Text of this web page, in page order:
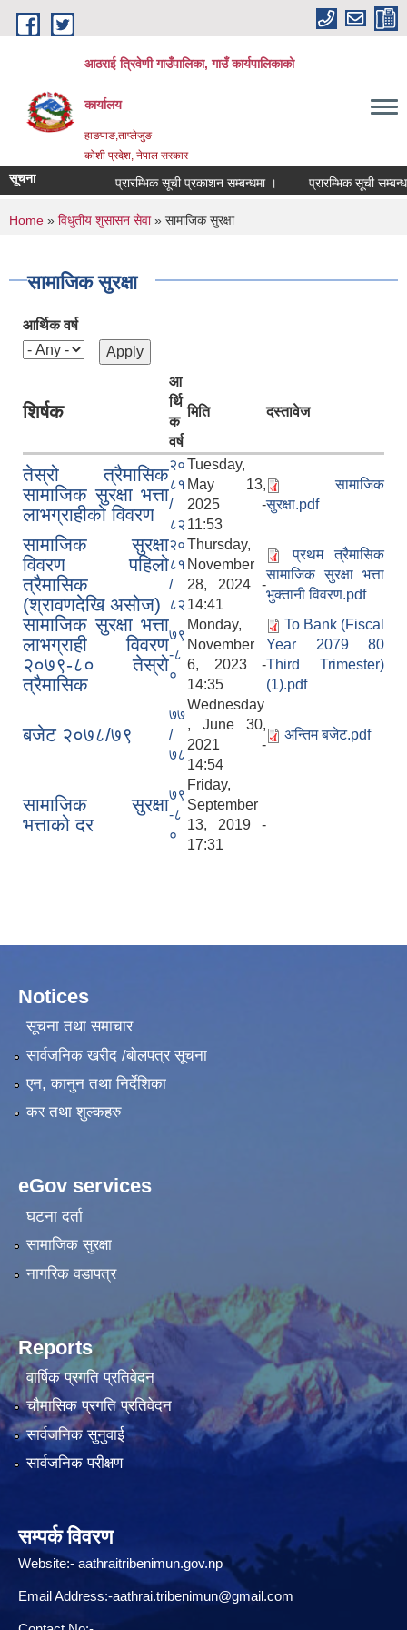
Skip to main content
आठराई त्रिवेणी गाउँपालिका, गाउँ कार्यपालिकाको
कार्यालय
हाङपाङ,ताप्लेजुङ
कोशी प्रदेश, नेपाल सरकार
सूचना प्रारम्भिक सूची प्रकाशन सम्बन्धमा । प्रारम्भिक सूची
You are here
Home » विधुतीय शुसासन सेवा» सामाजिक सुरक्षा
सामाजिक सुरक्षा
आर्थिक वर्ष
शिर्षक
आ
र्थि
क
वर्ष
मिति दस्तावेज
तेस्रो त्रैमासिक
सामाजिक सुरक्षा भत्ता
लाभग्राहीको विवरण
२०
८१
/
८२
Tuesday,
May 13,
2025 -
11:53
सामाजिक
सुरक्षा.pdf
सामाजिक सुरक्षा
विवरण पहिलो
त्रैमासिक
(श्रावणदेखि असोज)
२०
८१
/
८२
Thursday,
November
28, 2024 -
14:41
प्रथम त्रैमासिक
सामाजिक सुरक्षा भत्ता
भुक्तानी विवरण.pdf
सामाजिक सुरक्षा भत्ता
लाभग्राही विवरण
२०७९-८० तेस्रो
त्रैमासिक
७९
-८
०
Monday,
November
6, 2023 -
14:35
To Bank (Fiscal
Year 2079 80
Third Trimester)
(1).pdf
बजेट २०७८/७९
७७
/
७८
Wednesday
, June 30,
2021 -
14:54
अन्तिम बजेट.pdf
सामाजिक सुरक्षा
भत्ताको दर
७९
-८
०
Friday,
September
13, 2019 -
17:31
Notices
सूचना तथा समाचार
सार्वजनिक खरीद /बोलपत्र सूचना
एन, कानुन तथा निर्देशिका
कर तथा शुल्कहरु
eGov services
घटना दर्ता
सामाजिक सुरक्षा
नागरिक वडापत्र
Reports
वार्षिक प्रगति प्रतिवेदन
चौमासिक प्रगति प्रतिवेदन
सार्वजनिक सुनुवाई
सार्वजनिक परीक्षण
सम्पर्क विवरण
Website:-aathraitribenimun.gov.np
Email Address:-aathrai.tribenimun@gmail.com